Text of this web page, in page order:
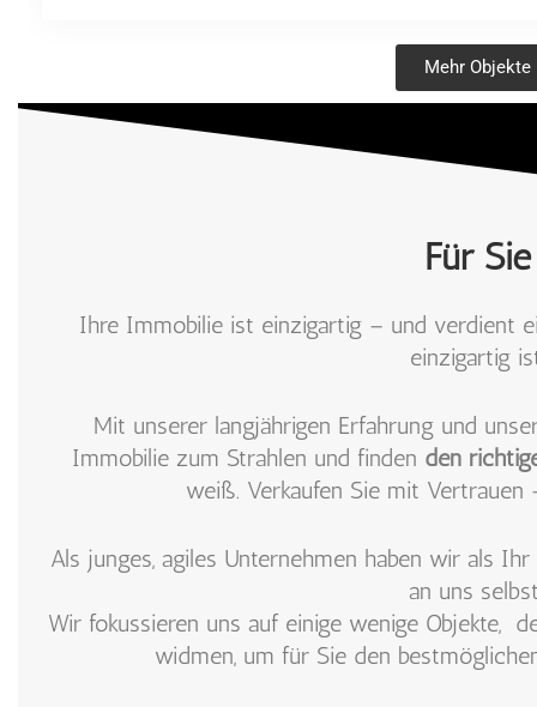
Mehr Objekte
Für Sie
Ihre Immobilie ist einzigartig – und verdient
einzigartig
Mit unserer langjährigen Erfahrung und
Immobilie zum Strahlen und finden den
weiß. Verkaufen Sie mit Vertrauen
Als junges, agiles Unternehmen haben wir als
an uns
Wir fokussieren uns auf einige wenige Objekte,
widmen, um für Sie den